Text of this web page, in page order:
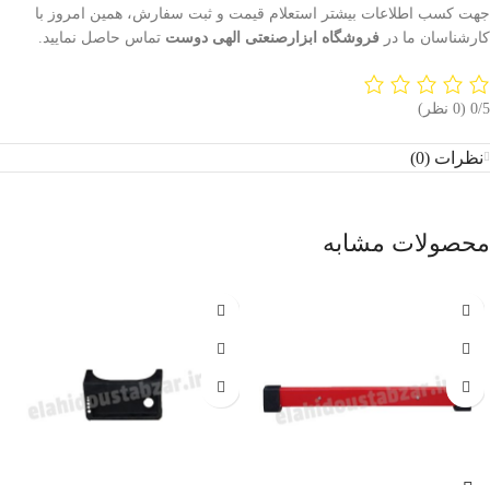
جهت کسب اطلاعات بیشتر استعلام قیمت و ثبت سفارش، همین امروز با
کارشناسان ما در فروشگاه ابزارصنعتی الهی دوست تماس حاصل نمایید.
‫0/5 ‫(0 نظر)
نظرات (0)
محصولات مشابه